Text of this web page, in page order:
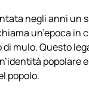
negli anni
un’epoca
mulo. Questo
popolare
popolo.